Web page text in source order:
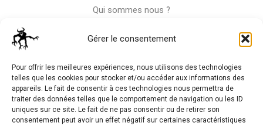
Gérer le consentement
Pour offrir les meilleures expériences, nous utilisons des technologies
telles que les cookies pour stocker et/ou accéder aux informations des
appareils. Le fait de consentir à ces technologies nous permettra de
traiter des données telles que le comportement de navigation ou les ID
uniques sur ce site. Le fait de ne pas consentir ou de retirer son
consentement peut avoir un effet négatif sur certaines caractéristiques
Qui sommes nous ?
La RC n'est pas notre seule passion, venez visiter notre shop
de motos